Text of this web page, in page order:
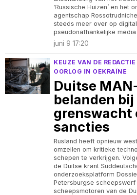
‘Russische Huizen’ en het
agentschap
steeds meer over op
pseudonafhankelijke
juni 9 17:20
KEUZE VAN DE REDACTIE
OORLOG IN OEKRAÏNE
Duitse
belanden
grenswacht
sancties
Rusland heeft opnieuw
omzeilen om kritieke
schepen te verkrijgen.
de Duitse krant
onderzoeksplatform
Petersburgse scheepswerf
scheepsmotoren van de